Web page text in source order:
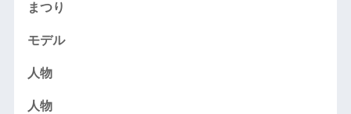
まつり
モデル
人物
人物